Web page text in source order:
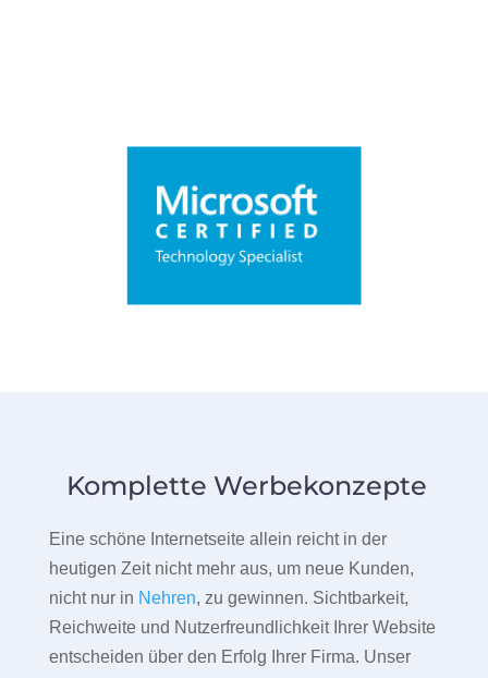
Komplette Werbekonzepte
Eine schöne Internetseite allein reicht in der
heutigen Zeit nicht mehr aus, um neue Kunden,
nicht nur in Nehren, zu gewinnen. Sichtbarkeit,
Reichweite und Nutzerfreundlichkeit Ihrer Website
entscheiden über den Erfolg Ihrer Firma. Unser